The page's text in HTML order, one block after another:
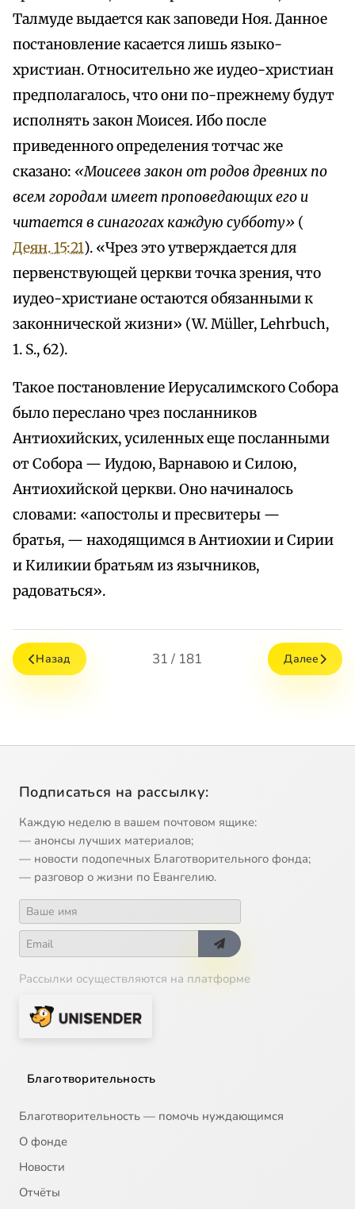
Талмуде выдается как заповеди Ноя. Данное
постановление касается лишь языко-
христиан. Относительно же иудео-христиан
предполагалось, что они по-прежнему будут
исполнять закон Моисея. Ибо после
приведенного определения тотчас же
сказано: «Моисеев закон от родов древних по
всем городам имеет проповедающих его и
читается в синагогах каждую субботу» (
Деян. 15:21). «Чрез это утверждается для
первенствующей церкви точка зрения, что
иудео-христиане остаются обязанными к
законнической жизни» (W. Мüller, Lehrbuch,
1. S., 62).
Такое постановление Иерусалимского Собора
было переслано чрез посланников
Антиохийских, усиленных еще посланными
от Собора — Иудою, Варнавою и Силою,
Антиохийской церкви. Оно начиналось
словами: «апостолы и пресвитеры —
братья, — находящимся в Антиохии и Сирии
и Киликии братьям из язычников,
радоваться».
Назад 31 / 181 Далее
Подписаться на рассылку:
Каждую неделю в вашем почтовом ящике:
— анонсы лучших материалов;
— новости подопечных Благотворительного фонда;
— разговор о жизни по Евангелию.
Рассылки осуществляются на платформе
Благотворительность
Благотворительность — помочь нуждающимся
О фонде
Новости
Отчёты